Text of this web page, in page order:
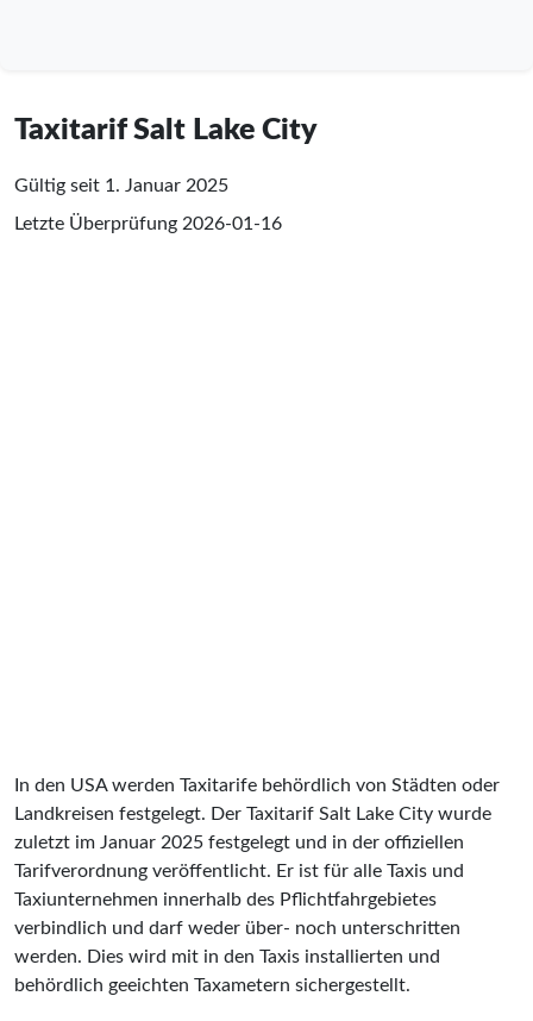
Taxitarif Salt Lake City
Gültig seit 1. Januar 2025
Letzte Überprüfung 2026-01-16
In den USA werden Taxitarife behördlich von Städten oder
Landkreisen festgelegt. Der Taxitarif Salt Lake City wurde
zuletzt im Januar 2025 festgelegt und in der offiziellen
Tarifverordnung veröffentlicht. Er ist für alle Taxis und
Taxiunternehmen innerhalb des Pflichtfahrgebietes
verbindlich und darf weder über- noch unterschritten
werden. Dies wird mit in den Taxis installierten und
behördlich geeichten Taxametern sichergestellt.